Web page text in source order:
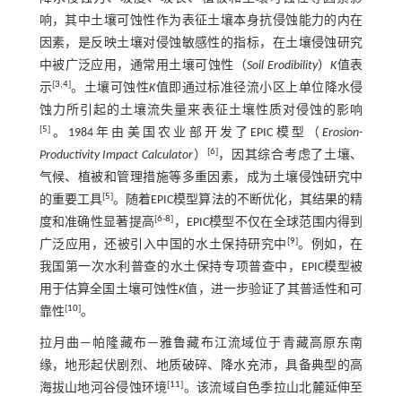
响，其中土壤可蚀性作为表征土壤本身抗侵蚀能力的内在
因素，是反映土壤对侵蚀敏感性的指标，在土壤侵蚀研究
中被广泛应用，通常用土壤可蚀性（Soil Erodibility）K值表
示[3,4]。土壤可蚀性K值即通过标准径流小区上单位降水侵
蚀力所引起的土壤流失量来表征土壤性质对侵蚀的影响
[5]。1984年由美国农业部开发了EPIC模型（Erosion-
Productivity Impact Calculator） [6]，因其综合考虑了土壤、
气候、植被和管理措施等多重因素，成为土壤侵蚀研究中
的重要工具[5]。随着EPIC模型算法的不断优化，其结果的精
度和准确性显著提高[6-8] ，EPIC模型不仅在全球范围内得到
广泛应用，还被引入中国的水土保持研究中 [9]。例如，在
我国第一次水利普查的水土保持专项普查中，EPIC模型被
用于估算全国土壤可蚀性K值，进一步验证了其普适性和可
靠性[10]。
拉月曲—帕隆藏布—雅鲁藏布江流域位于青藏高原东南
缘，地形起伏剧烈、地质破碎、降水充沛，具备典型的高
海拔山地河谷侵蚀环境[11]。该流域自色季拉山北麓延伸至